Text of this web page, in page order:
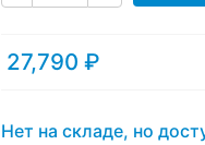
27,790 ₽
Нет на складе, но